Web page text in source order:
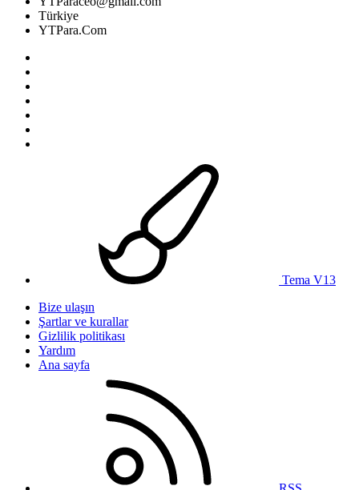
Türkiye
YTPara.Com
Tema V13
Bize ulaşın
Şartlar ve kurallar
Gizlilik politikası
Yardım
Ana sayfa